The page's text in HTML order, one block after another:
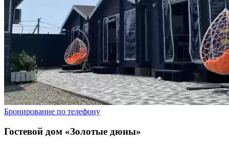
Бронирование по телефону
Гостевой дом «Золотые дюны»